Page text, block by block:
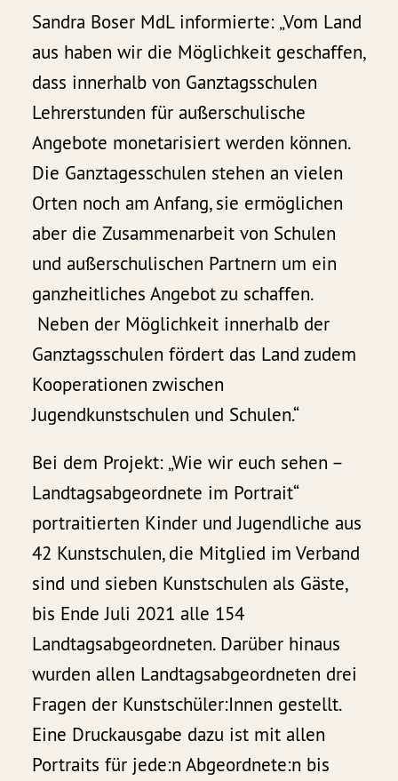
Sandra Boser MdL informierte: „Vom Land
aus haben wir die Möglichkeit geschaffen,
dass innerhalb von Ganztagsschulen
Lehrerstunden für außerschulische
Angebote monetarisiert werden können.
Die Ganztagesschulen stehen an vielen
Orten noch am Anfang, sie ermöglichen
aber die Zusammenarbeit von Schulen
und außerschulischen Partnern um ein
ganzheitliches Angebot zu schaffen.
Neben der Möglichkeit innerhalb der
Ganztagsschulen fördert das Land zudem
Kooperationen zwischen
Jugendkunstschulen und Schulen.“
Bei dem Projekt: „Wie wir euch sehen –
Landtagsabgeordnete im Portrait“
portraitierten Kinder und Jugendliche aus
42 Kunstschulen, die Mitglied im Verband
sind und sieben Kunstschulen als Gäste,
bis Ende Juli 2021 alle 154
Landtagsabgeordneten. Darüber hinaus
wurden allen Landtagsabgeordneten drei
Fragen der Kunstschüler:Innen gestellt.
Eine Druckausgabe dazu ist mit allen
Portraits für jede:n Abgeordnete:n bis